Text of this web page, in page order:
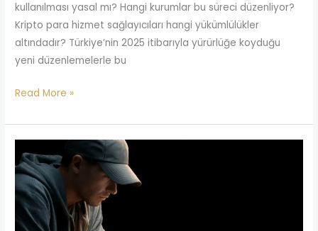
kullanılması yasal mı? Hangi kurumlar bu süreci düzenliyor?
Kripto para hizmet sağlayıcıları hangi yükümlülükler
altındadır? Türkiye’nin 2025 itibarıyla yürürlüğe koyduğu
yeni düzenlemelerle bu
Read More »
Telefonunu
Karıştırmak
Suç
mu?